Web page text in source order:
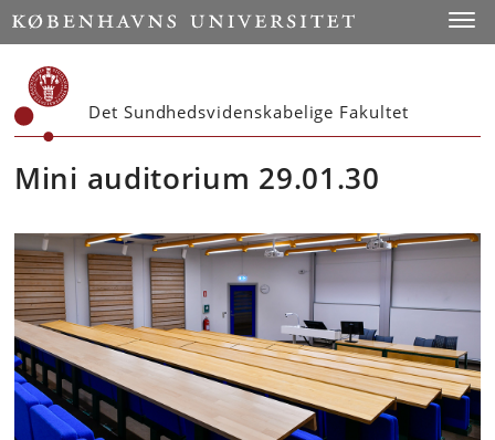
Start
Det Sundhedsvidenskabelige Fakultet
Mini auditorium 29.01.30